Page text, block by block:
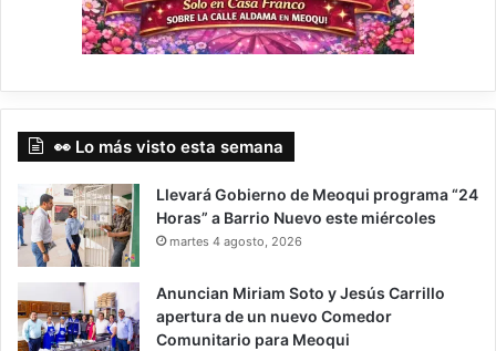
👀 Lo más visto esta semana
Llevará Gobierno de Meoqui programa “24
Horas” a Barrio Nuevo este miércoles
martes 4 agosto, 2026
Anuncian Miriam Soto y Jesús Carrillo
apertura de un nuevo Comedor
Comunitario para Meoqui